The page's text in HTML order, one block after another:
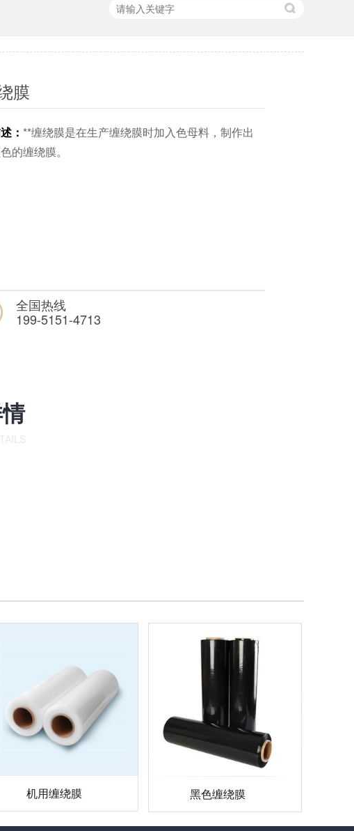
膜
： **缠绕膜是在生产缠绕膜时加入色母料，制作出
的缠绕膜。
全国热线
199-5151-4713
机用缠绕膜 黑色缠绕膜